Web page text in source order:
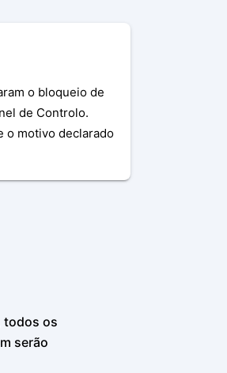
o bloqueio de
de Controlo.
o motivo declarado
todos os
serão